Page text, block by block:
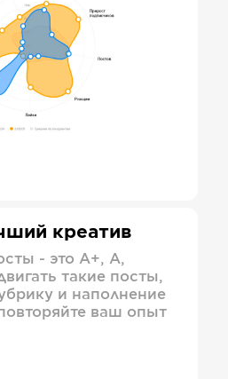
креатив
- это А+, А,
такие посты,
и наполнение
ваш опыт